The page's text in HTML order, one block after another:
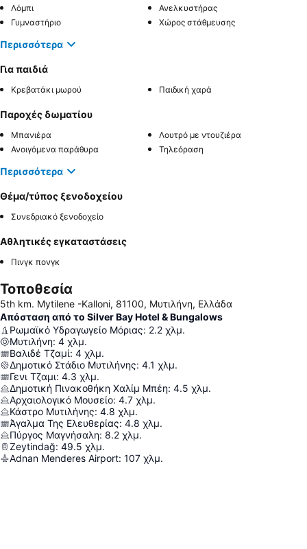
Λόμπι
Ανελκυστήρας
Γυμναστήριο
Χώρος στάθμευσης
Περισσότερα
Για παιδιά
Κρεβατάκι μωρού Παιδική χαρά
Παροχές δωματίου
Μπανιέρα
Λουτρό με ντουζιέρα
Ανοιγόμενα παράθυρα
Τηλεόραση
Περισσότερα
Θέμα/τύπος ξενοδοχείου
Συνεδριακό ξενοδοχείο
Αθλητικές εγκαταστάσεις
Πινγκ πονγκ
Τοποθεσία
5th km. Mytilene -Kalloni, 81100, Μυτιλήνη, Ελλάδα
Απόσταση από το Silver Bay Hotel & Bungalows
Ρωμαϊκό Υδραγωγείο Μόριας: 2.2 χλμ.
Μυτιλήνη: 4 χλμ.
Βαλιδέ Τζαμί: 4 χλμ.
Δημοτικό Στάδιο Μυτιλήνης: 4.1 χλμ.
Γενι Τζαμι: 4.3 χλμ.
Δημοτική Πινακοθήκη Χαλίμ Μπέη: 4.5 χλμ.
Αρχαιολογικό Μουσείο: 4.7 χλμ.
Κάστρο Μυτιλήνης: 4.8 χλμ.
Άγαλμα Της Ελευθερίας: 4.8 χλμ.
Πύργος Μαγνήσαλη: 8.2 χλμ.
Zeytindağ: 49.5 χλμ.
Adnan Menderes Airport: 107 χλμ.